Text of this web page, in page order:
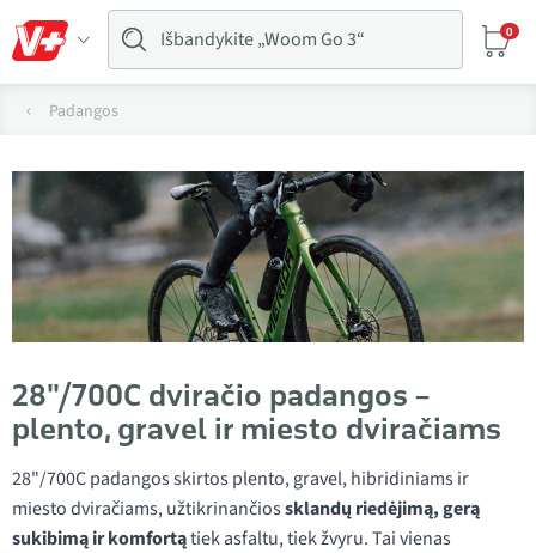
0
Padangos
28"/700C dviračio padangos –
plento, gravel ir miesto dviračiams
28"/700C padangos skirtos plento, gravel, hibridiniams ir
miesto dviračiams, užtikrinančiossklandų riedėjimą, gerą
sukibimą ir komfortątiek asfaltu, tiek žvyru. Tai vienas